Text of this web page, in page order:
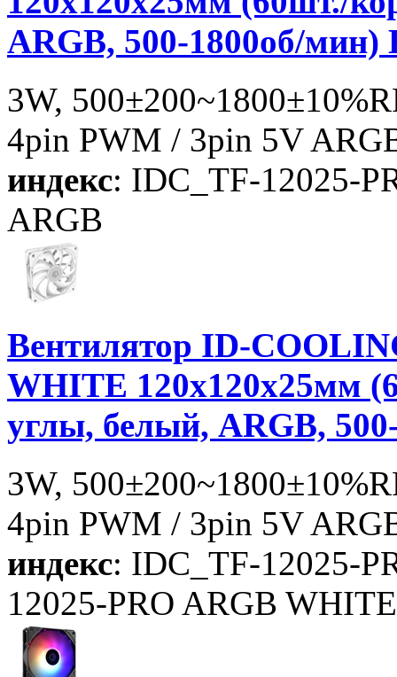
ARGB, 500-1800об/мин)
3W,
4pin PWM / 3pin 5V
индекс: IDC_TF-12025-
ARGB
Вентилятор ID-
WHITE 120x120x25мм
углы, белый, ARGB,
3W,
4pin PWM / 3pin 5V
индекс: IDC_TF-12025-
12025-PRO ARGB WHITE